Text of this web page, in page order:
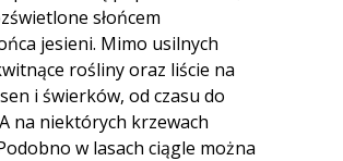
słońcem
jesieni. Mimo usilnych
rośliny oraz liście na
i świerków, od czasu do
na niektórych krzewach
w lasach ciągle można